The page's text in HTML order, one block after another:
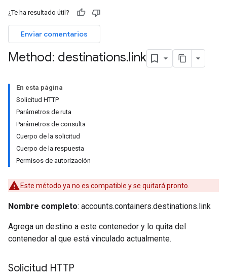
¿Te ha resultado útil?
Enviar comentarios
Method: destinations.link
En esta página
Solicitud HTTP
Parámetros de ruta
Parámetros de consulta
Cuerpo de la solicitud
Cuerpo de la respuesta
Permisos de autorización
Este método ya no es compatible y se quitará pronto.
Nombre completo: accounts.containers.destinations.link
Agrega un destino a este contenedor y lo quita del
contenedor al que está vinculado actualmente.
Solicitud HTTP